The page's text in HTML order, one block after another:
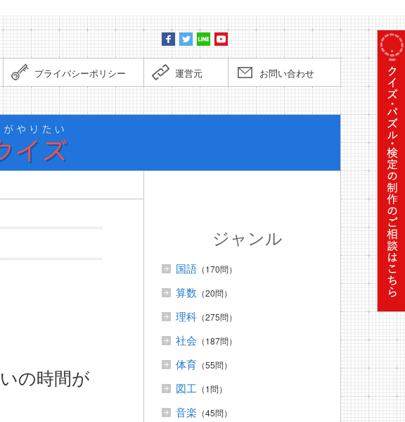
プライバシーポリシー 運営元 お問い合わせ
ぼくだ
の時間が
ジャンル
国語 （170問）
算数 （20問）
理科 （275問）
社会 （187問）
体育 （55問）
図工 （1問）
音楽 （45問）